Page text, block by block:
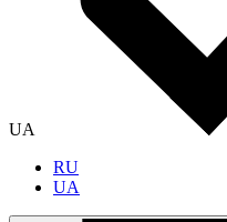
UA
RU
UA